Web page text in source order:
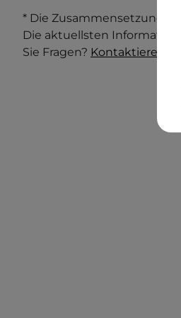
* Die Zusammensetzung
Die aktuellsten
Sie Fragen? Kontaktieren